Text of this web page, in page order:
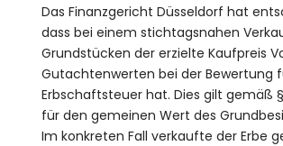
Das Finanzgericht Düsseldorf hat
dass bei einem stichtagsnahen
Grundstücken der erzielte Kaufpreis
Gutachtenwerten bei der Bewertung
Erbschaftsteuer hat. Dies gilt gemäß §
für den gemeinen Wert des
Im konkreten Fall verkaufte der Erbe